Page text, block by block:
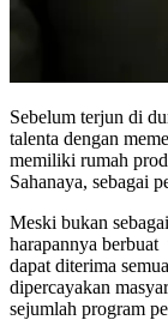
Sebelum terjun di
talenta dengan
memiliki rumah
Sahanaya, sebagai
Meski bukan
harapannya
dapat diterima
dipercayakan
sejumlah program